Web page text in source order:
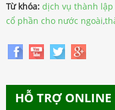
Từ khóa: dịch vụ thành lập
cổ phần cho nước ngoài,
HỖ TRỢ ONLINE